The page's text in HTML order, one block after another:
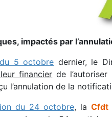
impactés par
5 octobre dernier, le
financier de
l’annulation de la
du 24 octobre, la Cfdt